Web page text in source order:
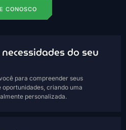
CONOSCO
do seu
para compreender seus
oportunidades, criando uma
personalizada.